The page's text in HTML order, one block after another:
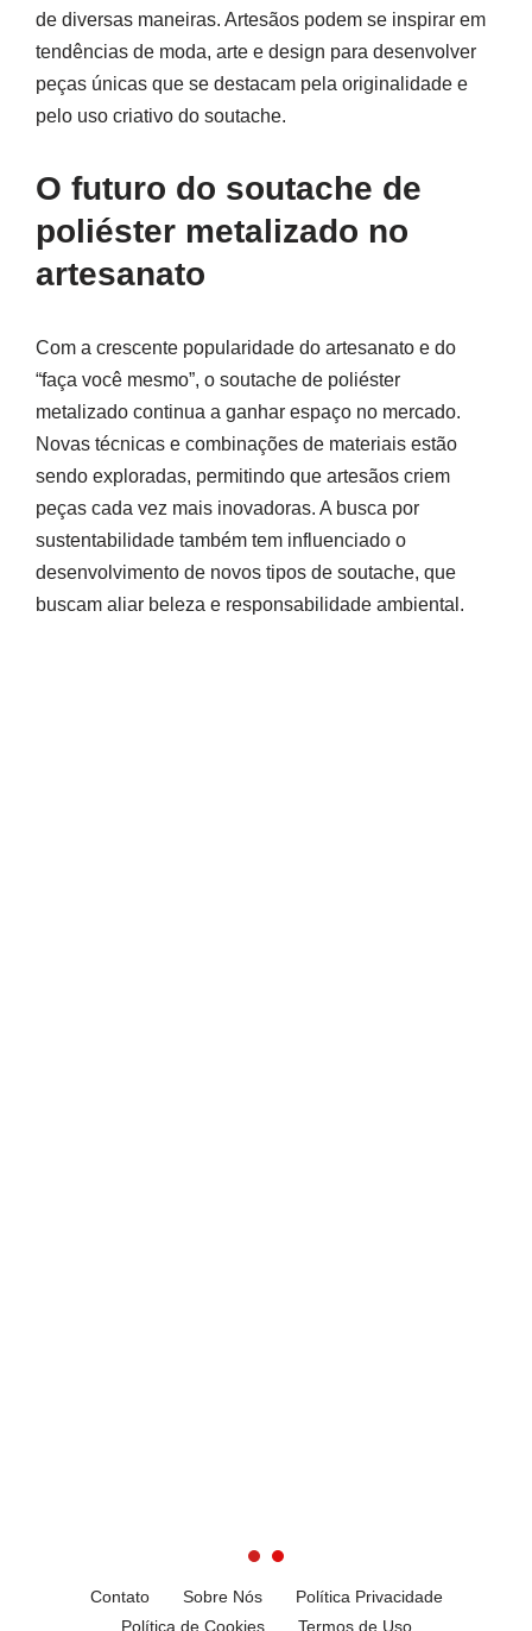
de diversas maneiras. Artesãos podem se inspirar em
tendências de moda, arte e design para desenvolver
peças únicas que se destacam pela originalidade e
pelo uso criativo do soutache.
O futuro do soutache de
poliéster metalizado no
artesanato
Com a crescente popularidade do artesanato e do
“faça você mesmo”, o soutache de poliéster
metalizado continua a ganhar espaço no mercado.
Novas técnicas e combinações de materiais estão
sendo exploradas, permitindo que artesãos criem
peças cada vez mais inovadoras. A busca por
sustentabilidade também tem influenciado o
desenvolvimento de novos tipos de soutache, que
buscam aliar beleza e responsabilidade ambiental.
Contato Sobre Nós
Política Privacidade
Política de Cookies
Termos de Uso